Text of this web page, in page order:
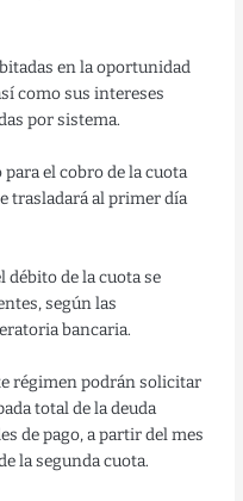
en la oportunidad
como sus intereses
por sistema.
el cobro de la cuota
trasladará al primer día
débito de la cuota se
según las
bancaria.
régimen podrán solicitar
total de la deuda
de pago, a partir del mes
la segunda cuota.